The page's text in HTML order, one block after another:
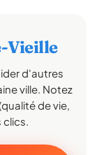
Vieille
d'autres
ville. Notez
de vie,
clics.